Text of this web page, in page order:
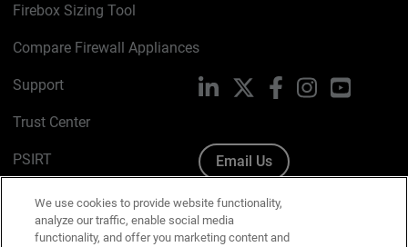
Firebox Sizing Tool
Compare Firewall Appliances
Support
Trust Center
PSIRT
Cookie Policy
Privacy Policy
LinkedIn FacebookInstagramYouTube
Email Us
We use cookies to provide website functionality,
analyze our traffic, enable social media
functionality, and offer you marketing content and